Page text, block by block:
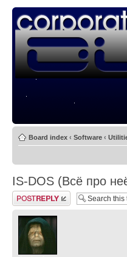
Board index ‹ Software ‹
IS-DOS (Всё про
Post a reply